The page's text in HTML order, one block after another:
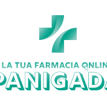
€3,60€3,17